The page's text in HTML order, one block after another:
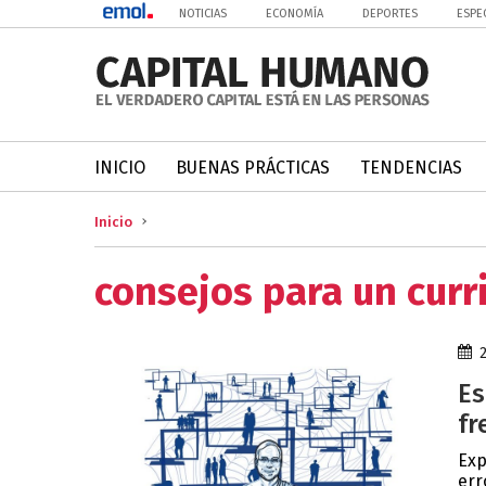
NOTICIAS ECONOMÍA DEPORTES
INICIO BUENAS PRÁCTICAS TENDENCIAS
Inicio
consejos para un